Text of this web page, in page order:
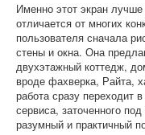
Именно этот экран
отличается от многих
пользователя сначала
стены и окна. Она
двухэтажный коттедж,
вроде фахверка, Райта,
работа сразу переходит
сервиса, заточенного
разумный и практичный